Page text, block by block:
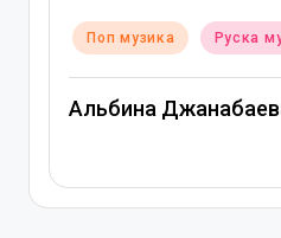
in
Поп музика Руска
Митя Фомин и
Спасибо, сердце